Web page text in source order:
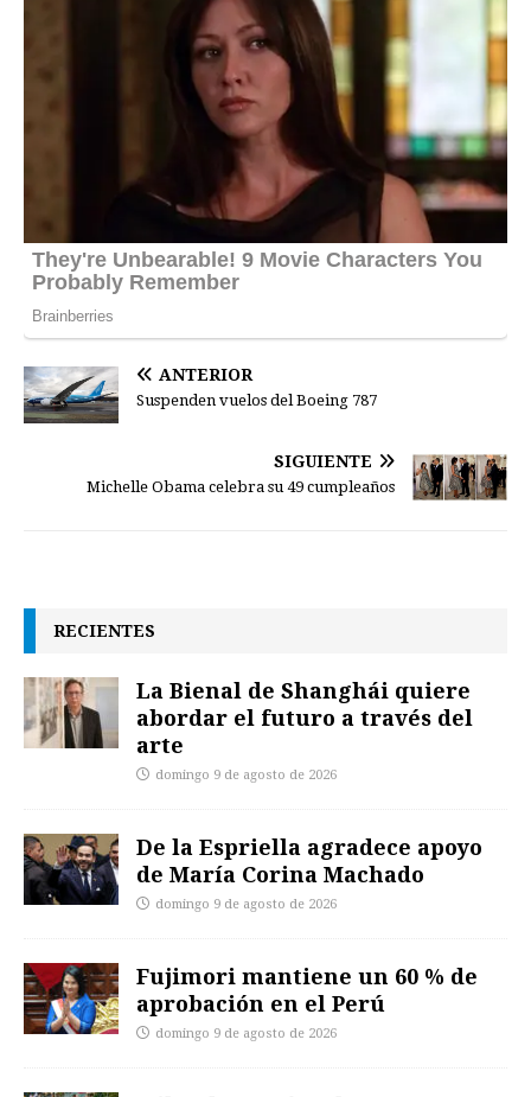
ANTERIOR
Suspenden vuelos del Boeing 787
SIGUIENTE
Michelle Obama celebra su 49 cumpleaños
RECIENTES
La Bienal de Shanghái quiere
abordar el futuro a través del
arte
domingo 9 de agosto de 2026
De la Espriella agradece apoyo
de María Corina Machado
domingo 9 de agosto de 2026
Fujimori mantiene un 60 % de
aprobación en el Perú
domingo 9 de agosto de 2026